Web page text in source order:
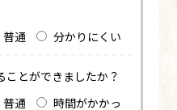
普通 分かりにくい
ことができましたか？
普通
時間がかかっ